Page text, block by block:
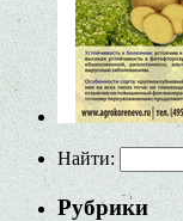
Найти:
Рубрики